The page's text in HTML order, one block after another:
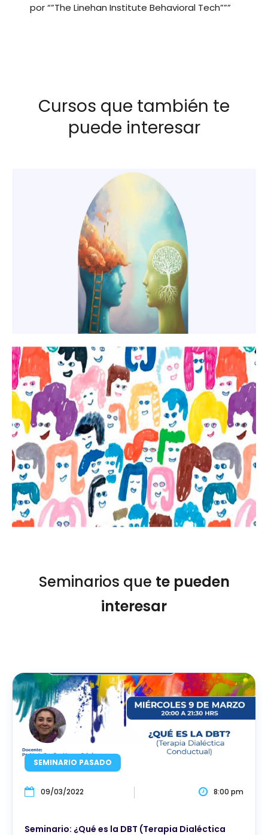
por “”The Linehan Institute Behavioral Tech”””
Cursos que también te
puede interesar
Seminarios que te pueden
interesar
SEMINARIO PASADO
09/03/2022 8:00 pm
Seminario: ¿Qué es la DBT (Terapia Dialéctica